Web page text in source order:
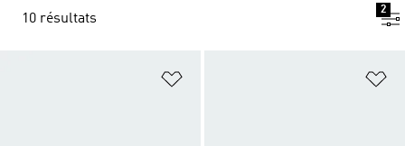
10 résultats
2
Ajouter à la Liste de produits